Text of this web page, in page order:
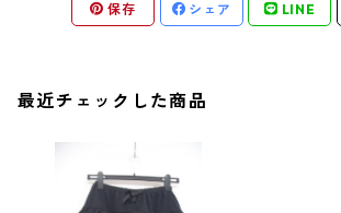
保存 シェア LINE
最近チェックした商品